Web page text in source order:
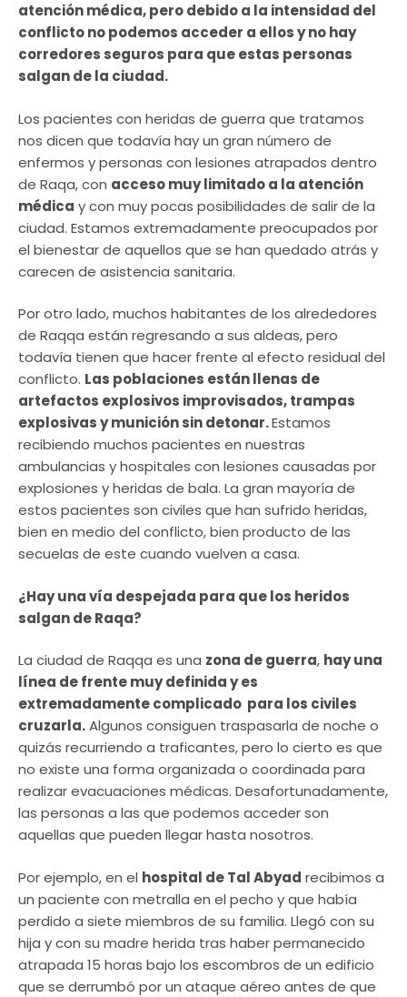
atención médica, pero debido a la intensidad del
conflicto no podemos acceder a ellos y no hay
corredores seguros para que estas personas
salgan de la ciudad.
Los pacientes con heridas de guerra que tratamos
nos dicen que todavía hay un gran número de
enfermos y personas con lesiones atrapados dentro
de Raqa, con acceso muy limitado a la atención
médica y con muy pocas posibilidades de salir de la
ciudad. Estamos extremadamente preocupados por
el bienestar de aquellos que se han quedado atrás y
carecen de asistencia sanitaria.
Por otro lado, muchos habitantes de los alrededores
de Raqqa están regresando a sus aldeas, pero
todavía tienen que hacer frente al efecto residual del
conflicto. Las poblaciones están llenas de
artefactos explosivos improvisados, trampas
explosivas y munición sin detonar.Estamos
recibiendo muchos pacientes en nuestras
ambulancias y hospitales con lesiones causadas por
explosiones y heridas de bala. La gran mayoría de
estos pacientes son civiles que han sufrido heridas,
bien en medio del conflicto, bien producto de las
secuelas de este cuando vuelven a casa.
¿Hay una vía despejada para que los heridos
salgan de Raqa?
La ciudad de Raqqa es una zona de guerra, hay una
línea de frente muy definida y es
extremadamente complicado para los civiles
cruzarla.Algunos consiguen traspasarla de noche o
quizás recurriendo a traficantes, pero lo cierto es que
no existe una forma organizada o coordinada para
realizar evacuaciones médicas. Desafortunadamente,
las personas a las que podemos acceder son
aquellas que pueden llegar hasta nosotros.
Por ejemplo, en el hospital de Tal Abyad recibimos a
un paciente con metralla en el pecho y que había
perdido a siete miembros de su familia. Llegó con su
hija y con su madre herida tras haber permanecido
atrapada 15 horas bajo los escombros de un edificio
que se derrumbó por un ataque aéreo antes de que